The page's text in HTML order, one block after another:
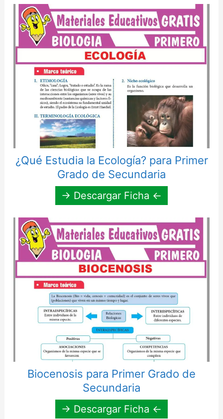
¿Qué Estudia la Ecología? para Primer
Grado de Secundaria
→ Descargar Ficha ←
Biocenosis para Primer Grado de
Secundaria
→ Descargar Ficha ←